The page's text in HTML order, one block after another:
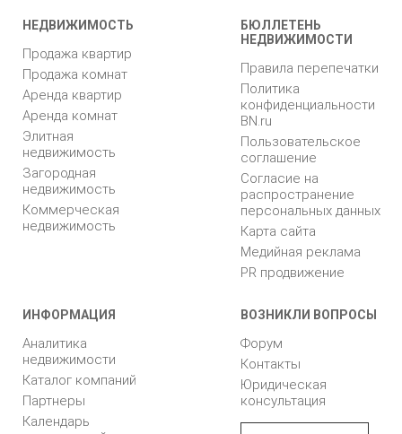
НЕДВИЖИМОСТЬ
Продажа квартир
Продажа комнат
Аренда квартир
Аренда комнат
Элитная
недвижимость
Загородная
недвижимость
Коммерческая
недвижимость
БЮЛЛЕТЕНЬ
НЕДВИЖИМОСТИ
Правила перепечатки
Политика
конфиденциальности
BN.ru
Пользовательское
соглашение
Согласие на
распространение
персональных данных
Карта сайта
Медийная реклама
PR продвижение
ИНФОРМАЦИЯ
Аналитика
недвижимости
Каталог компаний
Партнеры
Календарь
ВОЗНИКЛИ ВОПРОСЫ
Форум
Контакты
Юридическая
консультация